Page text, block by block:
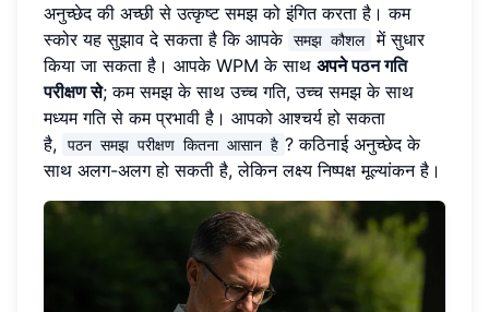
अनुच्छेद की अच्छी से उत्कृष्ट समझ को इंगित करता है। कम
स्कोर यह सुझाव दे सकता है कि आपके समझ कौशल में सुधार
किया जा सकता है। आपके WPM के साथ अपनेपठन गति
परीक्षणसे; कम समझ के साथ उच्च गति, उच्च समझ के साथ
मध्यम गति से कम प्रभावी है। आपको आश्चर्य हो सकता
है,
पठन समझ परीक्षण कितना आसान है ? कठिनाई अनुच्छेद के
साथ अलग-अलग हो सकती है, लेकिन लक्ष्य निष्पक्ष मूल्यांकन है।